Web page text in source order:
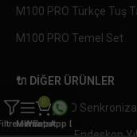
M100 PRO Türkçe Tuş
M100 PRO Temel Set
🔌 DIĞER ÜRÜNLER
OBDEMOTO
Menü
0
Sepet
WhatsApp Destek